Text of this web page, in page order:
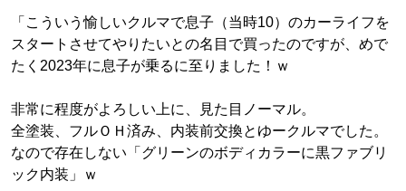
「こういう愉しいクルマで息子（当時10）のカーライフを
スタートさせてやりたいとの名目で買ったのですが、めで
たく2023年に息子が乗るに至りました！ｗ
非常に程度がよろしい上に、見た目ノーマル。
全塗装、フルＯＨ済み、内装前交換とゆークルマでした。
なので存在しない「グリーンのボディカラーに黒ファブリ
ック内装」ｗ